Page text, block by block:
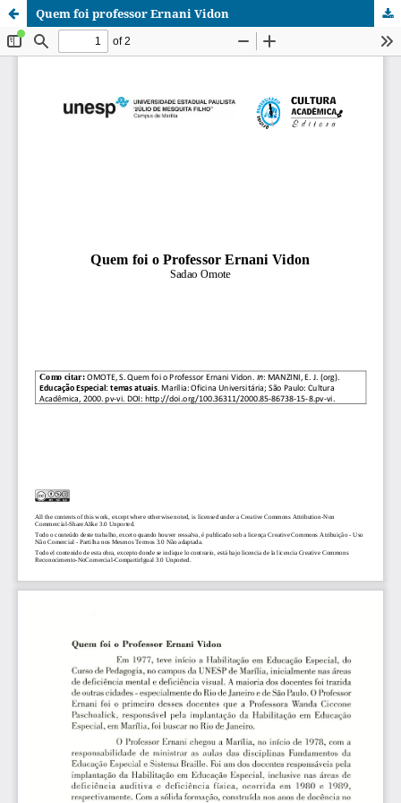
Quem foi professor Ernani Vidon